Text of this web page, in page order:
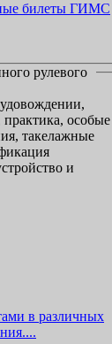
билеты ГИМС
рулевого
особые
и